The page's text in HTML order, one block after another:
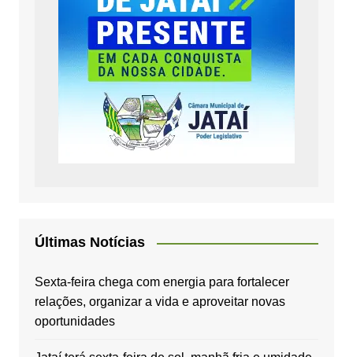
Últimas Notícias
Sexta-feira chega com energia para fortalecer
relações, organizar a vida e aproveitar novas
oportunidades